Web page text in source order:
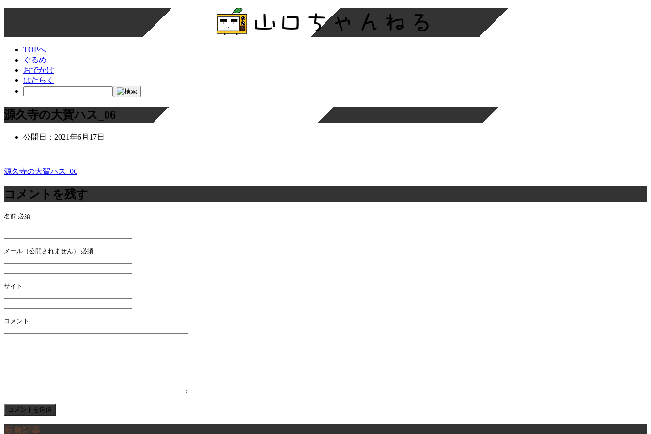
TOPへ
ぐるめ
おでかけ
はたらく
源久寺の大賀ハス_06
公開日： 2021年6月17日
投
稿
ナ
ビ
ゲ
ー
シ
ョ
ン
源久寺の大賀ハス_06
コメントを残す
名前 必須
メール（公開されません） 必須
サイト
コメント
新着記事